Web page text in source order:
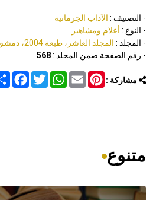
- التصنيف : الآداب الجرمانية
- النوع : أعلام ومشاهير
- المجلد : المجلد العاشر، طبعة 2004، دمشق
- رقم الصفحة ضمن المجلد :568
مشاركة : Twitter
WhatsAppEmail
Pinterest
متنوع